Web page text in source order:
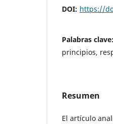
DOI: https://
Palabras clave:
principios,
Resumen
El artículo